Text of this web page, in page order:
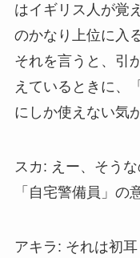
はイギリス人が覚
のかなり上位に入
それを言うと、引
えているときに、
にしか使えない気
スカ: えー、そう
「自宅警備員」の
アキラ: それは初